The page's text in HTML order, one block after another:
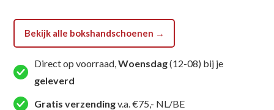
Bekijk alle bokshandschoenen →
Direct op voorraad,Woensdag(12-08) bij je
geleverd
Gratis verzendingv.a. €75,- NL/BE